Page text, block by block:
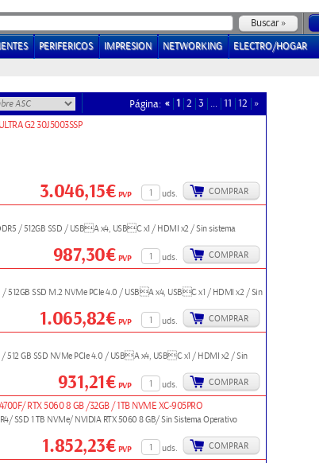
PERIFERICOS IMPRESION NETWORKING ELECTRO/HOGAR
Página: « 1 2 3 … 11 12 »
G2 30J5003SSP
uds. COMPRAR
3.046,15€PVP
/ 512GB SSD / USBA x4, USBC x1 / HDMI x2 / Sin sistema
uds. COMPRAR
987,30€PVP
/ 512GB SSD M.2 NVMe PCIe 4.0 / USBA x4, USBC x1 / HDMI x2 / Sin
uds. COMPRAR
1.065,82€PVP
/ 512 GB SSD NVMe PCIe 4.0 / USBA x4, USBC x1 / HDMI x2 / Sin
uds. COMPRAR
931,21€PVP
RTX 5060 8 GB /32GB / 1TB NVME XC-905PRO
SSD 1 TB NVMe/ NVIDIA RTX 5060 8 GB/ Sin Sistema Operativo
uds. COMPRAR
1.852,23€PVP